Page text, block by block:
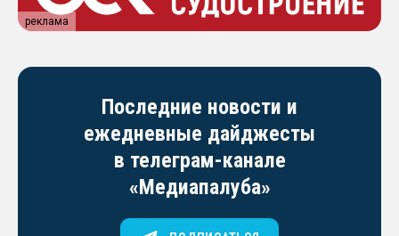
реклама
Последние новости и
ежедневные дайджесты
в телеграм-канале
«Медиапалуба»